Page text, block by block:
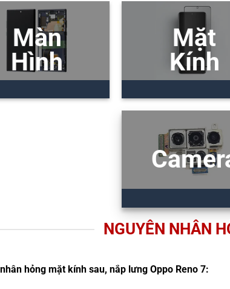
Màn
Hình
Mặt
Kính
NGUYÊN NHÂN
hỏng mặt kính sau, nắp lưng Oppo Reno 7: